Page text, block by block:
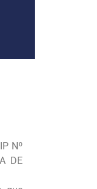
Nº
DE